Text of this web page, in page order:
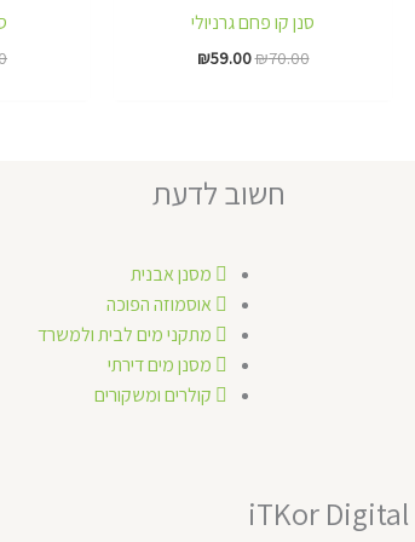
סנן קו פחם גרניולי
₪70.00
₪59.00
חשוב לדעת
מסנן אבנית
אוסמוזה הפוכה
מתקני מים לבית ולמשרד
מסנן מים דירתי
קולרים ומשקורים